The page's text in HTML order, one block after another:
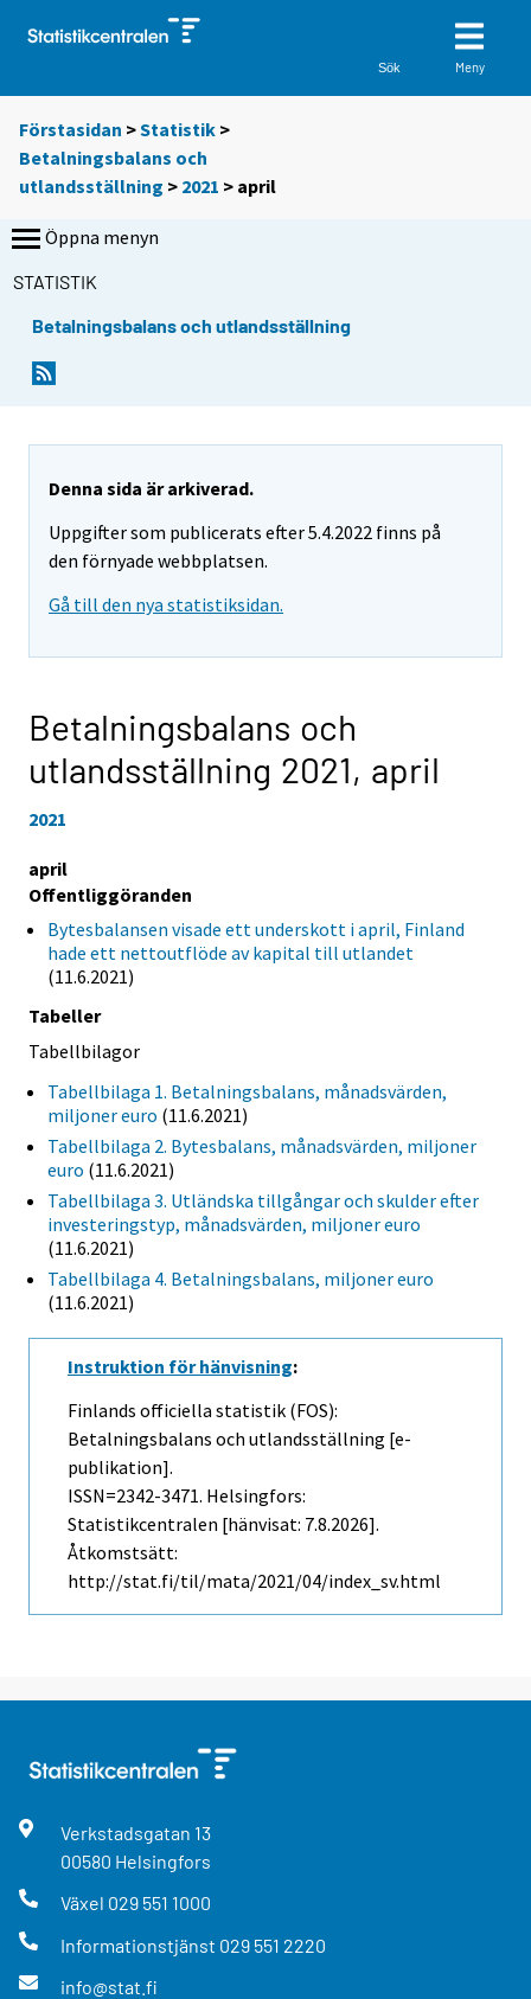
Sök Meny
Förstasidan >Statistik >
Betalningsbalans och
utlandsställning > 2021 > april
Öppna menyn
STATISTIK
Betalningsbalans och utlandsställning
Denna sida är arkiverad.
Uppgifter som publicerats efter 5.4.2022 finns på
den förnyade webbplatsen.
Gå till den nya statistiksidan.
Betalningsbalans och
utlandsställning 2021, april
2021
april
Offentliggöranden
Bytesbalansen visade ett underskott i april, Finland
hade ett nettoutflöde av kapital till utlandet
(11.6.2021)
Tabeller
Tabellbilagor
Tabellbilaga 1. Betalningsbalans, månadsvärden,
miljoner euro (11.6.2021)
Tabellbilaga 2. Bytesbalans, månadsvärden, miljoner
euro (11.6.2021)
Tabellbilaga 3. Utländska tillgångar och skulder efter
investeringstyp, månadsvärden, miljoner euro
(11.6.2021)
Tabellbilaga 4. Betalningsbalans, miljoner euro
(11.6.2021)
Instruktion för hänvisning:
Finlands officiella statistik (FOS):
Betalningsbalans och utlandsställning [e-
publikation].
ISSN=2342-3471. Helsingfors:
Statistikcentralen [hänvisat: 7.8.2026].
Åtkomstsätt:
http://stat.fi/til/mata/2021/04/index_sv.html
Verkstadsgatan 13
00580 Helsingfors
Växel 029 551 1000
Informationstjänst 029 551 2220
info@stat.fi